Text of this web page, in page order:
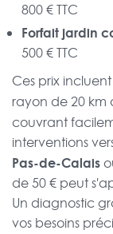
800 € TTC
Forfait jardin
500 € TTC
Ces prix
rayon de 20 km
couvrant
interventions
Pas-de-Calais
de 50 € peut
Un diagnostic
vos besoins